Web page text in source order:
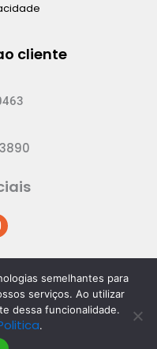
cliente
Todos os direitos
semelhantes para
serviços. Ao utilizar
dessa funcionalidade.
.